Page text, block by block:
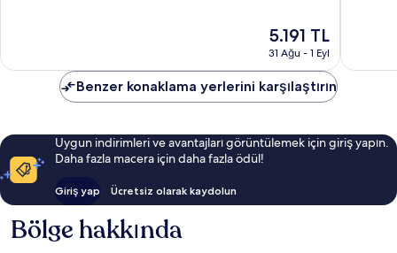
Güncel
fiyat:
5.191 TL
5.191 TL
31 Ağu - 1 Eyl
Benzer konaklama yerlerini karşılaştırın
Uygun indirimleri ve avantajları görüntülemek için giriş yapın.
Daha fazla macera için daha fazla ödül!
Giriş yap Ücretsiz olarak kaydolun
Bölge hakkında